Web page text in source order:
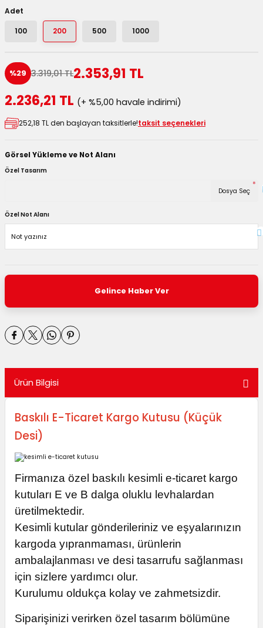
ve Koliler
Adet
100 200 500 1000
%29 3.319,01 TL2.353,91 TL
2.236,21 TL (+ %5,00 havale indirimi)
252,18 TL den başlayan taksitlerle!taksit seçenekleri
Görsel Yükleme ve Not Alanı
Özel Tasarım
Dosya Seç
*
Özel Not Alanı
Gelince Haber Ver
Ürün Bilgisi
Baskılı E-Ticaret Kargo Kutusu (Küçük
Desi)
Firmanıza özel baskılı kesimli e-ticaret kargo
kutuları E ve B dalga oluklu levhalardan
üretilmektedir.
Kesimli kutular gönderileriniz ve eşyalarınızın
kargoda yıpranmaması, ürünlerin
ambalajlanması ve desi tasarrufu sağlanması
için sizlere yardımcı olur.
Kurulumu oldukça kolay ve zahmetsizdir.
Siparişinizi verirken özel tasarım bölümüne